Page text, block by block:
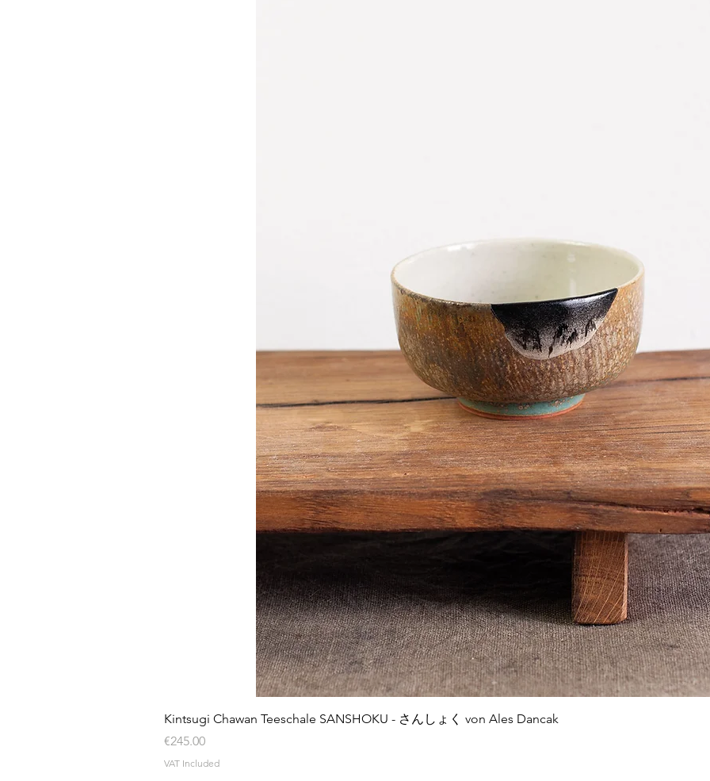
Quick View
Kintsugi Chawan Teeschale SANSHOKU - さんしょく von Ales Dancak
Price
€245.00
VAT Included